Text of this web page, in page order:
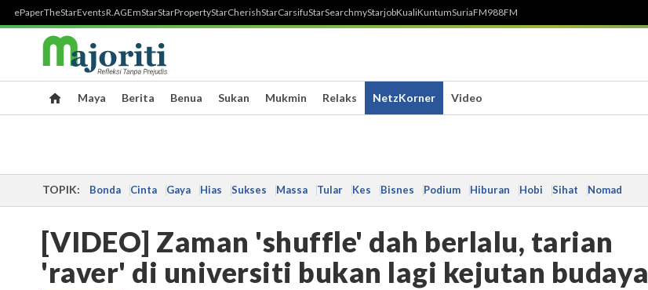
ePaperTheStarEventsR.AGEmStarStarPropertyStarCherishStarCarsifuStarSearchmyStarjobKualiKuntumSuriaFM988FM
Maya Berita Benua Sukan Mukmin Relaks NetzKorner Video
TOPIK: Bonda Cinta Gaya Hias Sukses Massa Tular Kes Bisnes Podium Hiburan Hobi Sihat Nomad
[VIDEO] Zaman 'shuffle' dah berlalu, tarian
'raver' di universiti bukan lagi kejutan budaya